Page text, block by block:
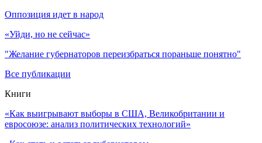
Оппозиция идет в народ
«Уйди, но не сейчас»
"Желание губернаторов переизбраться пораньше понятно"
Все публикации
Книги
«Как выигрывают выборы в США, Великобритании и
евросоюзе: анализ политических технологий»